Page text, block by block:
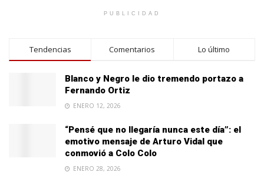
PUBLICIDAD
Tendencias Comentarios Lo último
Blanco y Negro le dio tremendo portazo a
Fernando Ortiz
ENERO 12, 2026
“Pensé que no llegaría nunca este día”: el
emotivo mensaje de Arturo Vidal que
conmovió a Colo Colo
ENERO 28, 2026